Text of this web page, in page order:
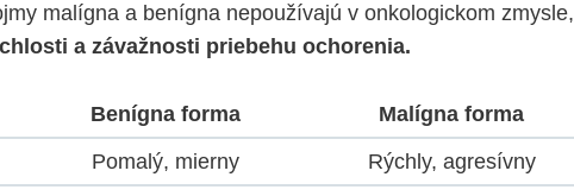
malígna a benígna nepoužívajú v onkologickom zmysle,
a závažnosti priebehu ochorenia.
Benígna forma
Malígna forma
Pomalý, mierny Rýchly, agresívny